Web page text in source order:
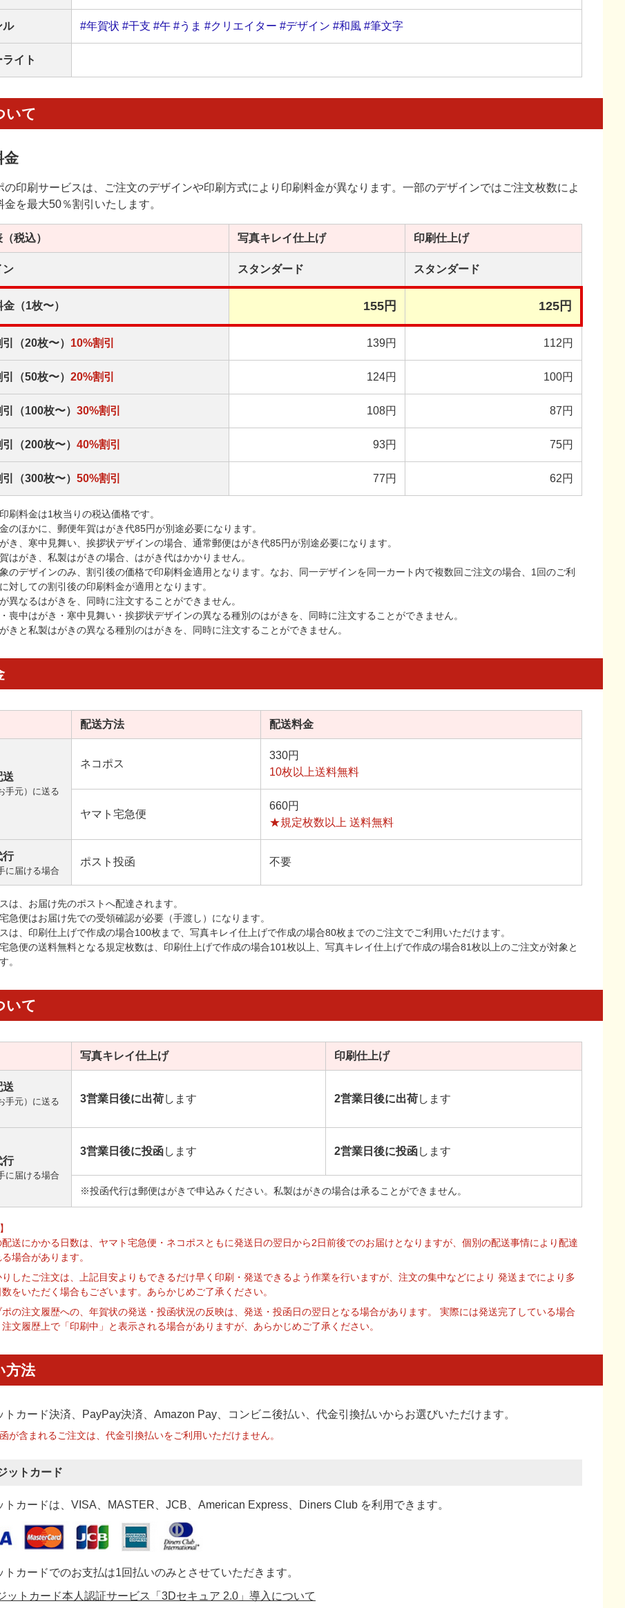
ル #年賀状 #干支 #午 #うま #クリエイター #デザイン #和風 #筆文字
イト
いて
金
の印刷サービスは、ご注文のデザインや印刷方式により印刷料金が異なります。一部のデザインではご注文枚数によ
金を最大50％割引いたします。
（税込） 写真キレイ仕上げ 印刷仕上げ
ン スタンダード スタンダード
金（1枚〜） 155円 125円
（20枚〜） 10%割引 139円 112円
（50枚〜） 20%割引 124円 100円
（100枚〜） 30%割引 108円 87円
（200枚〜） 40%割引 93円 75円
（300枚〜） 50%割引 77円 62円
刷料金は1枚当りの税込価格です。
のほかに、郵便年賀はがき代85円が別途必要になります。
き、寒中見舞い、挨拶状デザインの場合、通常郵便はがき代85円が別途必要になります。
はがき、私製はがきの場合、はがき代はかかりません。
のデザインのみ、割引後の価格で印刷料金適用となります。なお、同一デザインを同一カート内で複数回ご注文の場合、1回のご利
対しての割引後の印刷料金が適用となります。
異なるはがきを、同時に注文することができません。
喪中はがき・寒中見舞い・挨拶状デザインの異なる種別のはがきを、同時に注文することができません。
きと私製はがきの異なる種別のはがきを、同時に注文することができません。
配送方法 配送料金
送
手元）に送る
ネコポス
330円
10枚以上送料無料
ヤマト宅急便
660円
★規定枚数以上 送料無料
行
に届ける場合
ポスト投函 不要
は、お届け先のポストへ配達されます。
急便はお届け先での受領確認が必要（手渡し）になります。
は、印刷仕上げで作成の場合100枚まで、写真キレイ仕上げで作成の場合80枚までのご注文でご利用いただけます。
急便の送料無料となる規定枚数は、印刷仕上げで作成の場合101枚以上、写真キレイ仕上げで作成の場合81枚以上のご注文が対象と
。
いて
写真キレイ仕上げ 印刷仕上げ
送
手元）に送る
3営業日後に出荷します 2営業日後に出荷します
行
に届ける場合
3営業日後に投函します 2営業日後に投函します
※投函代行は郵便はがきで申込みください。私製はがきの場合は承ることができません。
送にかかる日数は、ヤマト宅急便・ネコポスともに発送日の翌日から2日前後でのお届けとなりますが、個別の配送事情により配達
場合があります。
りしたご注文は、上記目安よりもできるだけ早く印刷・発送できるよう作業を行いますが、注文の集中などにより 発送までにより多
数をいただく場合もございます。あらかじめご了承ください。
ポの注文履歴への、年賀状の発送・投函状況の反映は、発送・投函日の翌日となる場合があります。 実際には発送完了している場合
注文履歴上で「印刷中」と表示される場合がありますが、あらかじめご了承ください。
方法
トカード決済、PayPay決済 、Amazon Pay、コンビニ後払い、代金引換払いからお選びいただけます。
が含まれるご注文は、代金引換払いをご利用いただけません。
ットカード
トカードは、VISA、MASTER、JCB、American Express、Diners Club を利用できます。
トカードでのお支払は1回払いのみとさせていただきます。
ットカード本人認証サービス「3Dセキュア 2.0」導入について